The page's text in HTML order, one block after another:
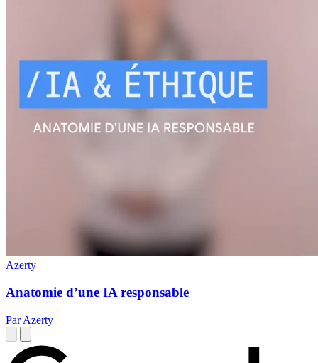
Azerty
Anatomie d’une IA responsable
Par Azerty